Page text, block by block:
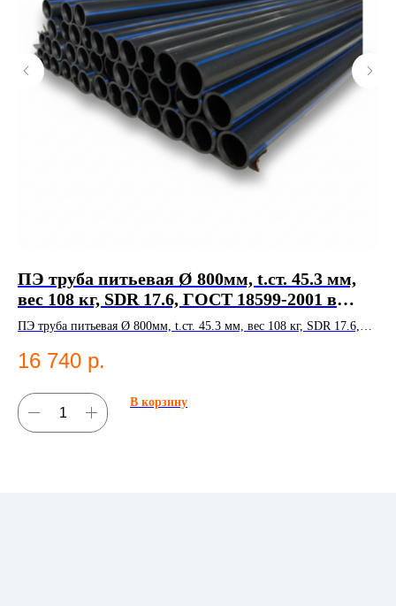
ПЭ труба питьевая Ø 800мм, t.ст. 45.3 мм,
вес 108 кг, SDR 17.6, ГОСТ 18599-2001 в
Казани
ПЭ труба питьевая Ø 800мм, t.ст. 45.3 мм, вес 108 кг, SDR 17.6,
16 740 р.
В корзину